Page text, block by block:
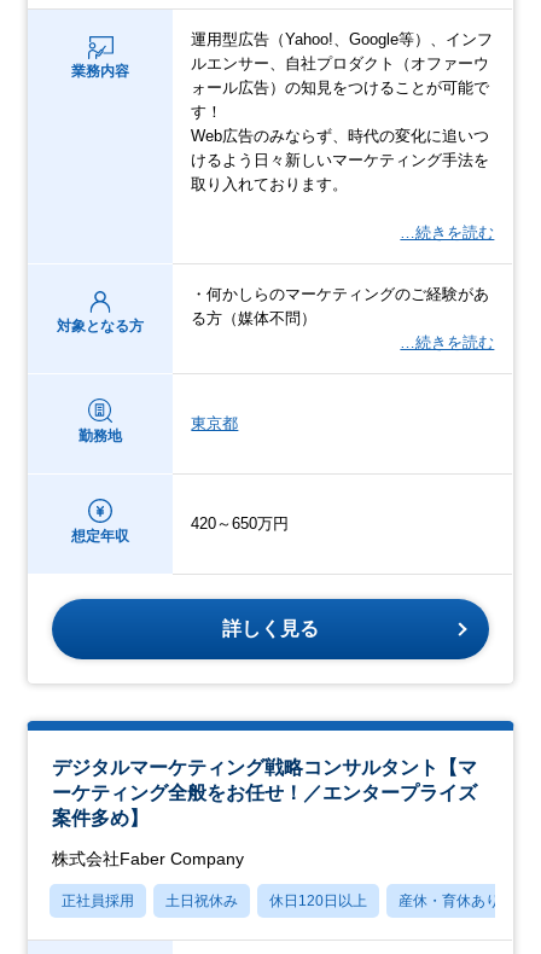
業務内容
運用型広告（Yahoo!、Google等）、インフ
ルエンサー、自社プロダクト（オファーウ
ォール広告）の知見をつけることが可能で
す！
Web広告のみならず、時代の変化に追いつ
けるよう日々新しいマーケティング手法を
取り入れております。
…続きを読む
対象となる方
・何かしらのマーケティングのご経験があ
る方（媒体不問）
…続きを読む
勤務地
東京都
想定年収
420～650万円
詳しく見る
デジタルマーケティング戦略コンサルタント【マ
ーケティング全般をお任せ！／エンタープライズ
案件多め】
株式会社Faber Company
正社員採用 土日祝休み 休日120日以上 産休・育休あり